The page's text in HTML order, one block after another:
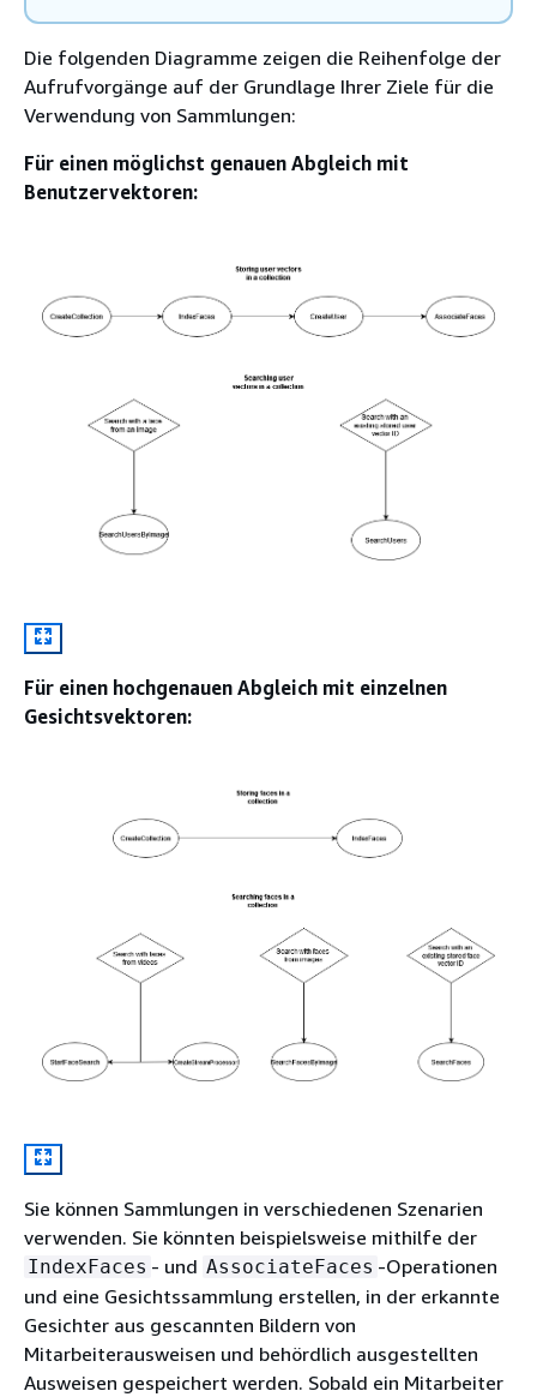
Die folgenden Diagramme zeigen die Reihenfolge der
Aufrufvorgänge auf der Grundlage Ihrer Ziele für die
Verwendung von Sammlungen:
Für einen möglichst genauen Abgleich mit
Benutzervektoren:
Für einen hochgenauen Abgleich mit einzelnen
Gesichtsvektoren:
Sie können Sammlungen in verschiedenen Szenarien
verwenden. Sie könnten beispielsweise mithilfe der
IndexFaces - und AssociateFaces -Operationen
und eine Gesichtssammlung erstellen, in der erkannte
Gesichter aus gescannten Bildern von
Mitarbeiterausweisen und behördlich ausgestellten
Ausweisen gespeichert werden. Sobald ein Mitarbeiter